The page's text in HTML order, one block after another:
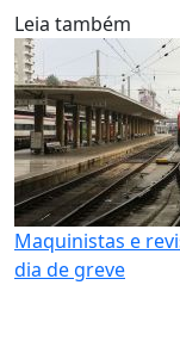
Leia também
Maquinistas e
dia de greve